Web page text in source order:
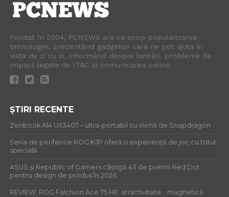
Fondat în 2004, PCNEWS are ca scop popularizarea
tehnologiei, prezentând gadgeturi care ne pot ajuta în
viața de zi cu zi, informând despre lansări, probleme de
impact legate de IT&C și comunicarea online.
ȘTIRI RECENTE
Zenbook A14 UX3407 – ultra-portabil cu inimă de Snapdragon
Seria de periferice ROG KJP oferă o experiență de joc cu totul
specială
ASUS și Republic of Gamers câștigă 43 de premii Red Dot
pentru design de produs în 2026
REVIEW: ROG Falchion Ace 75 HE: atractivitate… magnetică